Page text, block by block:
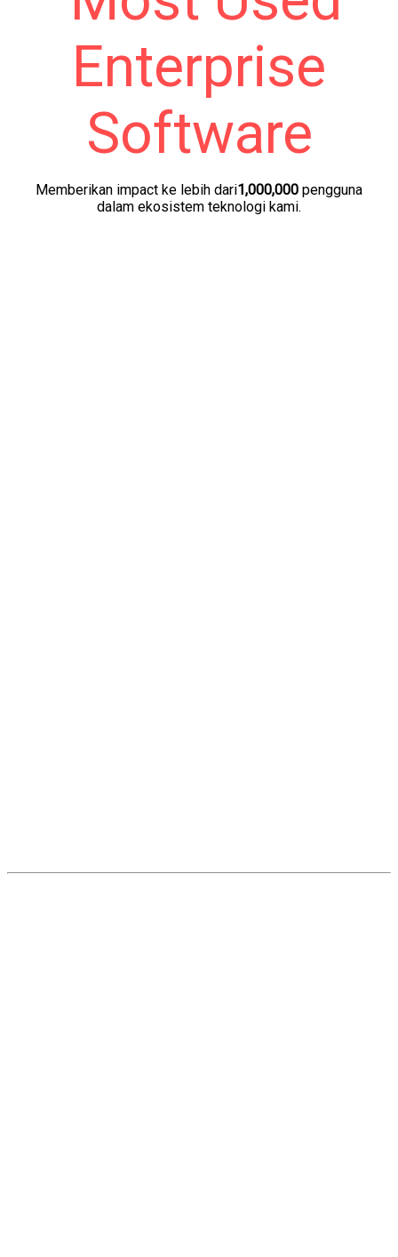
Memberikan impact ke lebih dari1,000,000 pengguna
dalam ekosistem teknologi kami.